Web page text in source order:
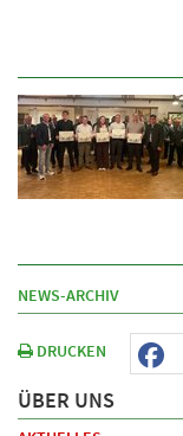
NEWS-ARCHIV
DRUCKEN
ÜBER UNS